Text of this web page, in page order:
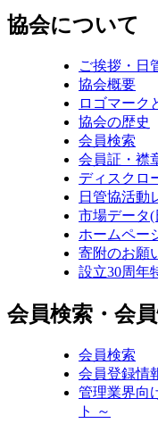
協会について
ご挨拶・日
協会概要
ロゴマーク
協会の歴史
会員検索
会員証・襟
ディスクロ
日管協活動
市場データ
ホームペー
寄附のお願
設立30周年
会員検索・会
会員検索
会員登録情
管理業界向
ト ～